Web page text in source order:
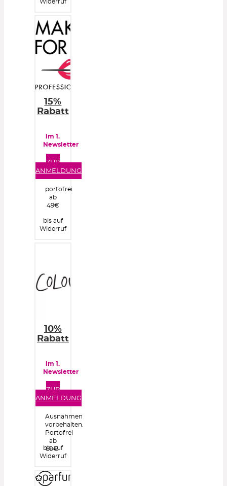
Widerruf
15%
Rabatt
im 1.
Newsletter
ZUR
ANMELDUNG
portofrei
ab
49€
bis auf
Widerruf
10%
Rabatt
im 1.
Newsletter
ZUR
ANMELDUNG
Ausnahmen
vorbehalten.
Portofrei
ab
60€.
bis auf
Widerruf